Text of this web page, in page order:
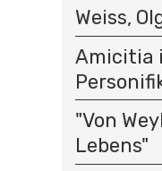
Weiss,
Amicitia
"Von
Lebens"